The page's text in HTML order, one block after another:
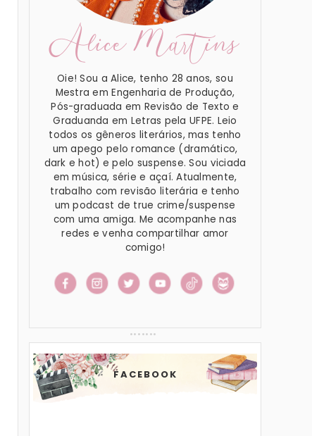
Alice Martins
Oie! Sou a Alice, tenho 28 anos, sou
Mestra em Engenharia de Produção,
Pós-graduada em Revisão de Texto e
Graduanda em Letras pela UFPE. Leio
todos os gêneros literários, mas tenho
um apego pelo romance (dramático,
dark e hot) e pelo suspense. Sou viciada
em música, série e açaí. Atualmente,
trabalho com revisão literária e tenho
um podcast de true crime/suspense
com uma amiga. Me acompanhe nas
redes e venha compartilhar amor
comigo!
FACEBOOK